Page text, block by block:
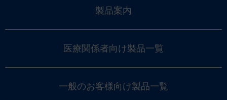
製品案内
医療関係者向け製品一覧
一般のお客様向け製品一覧